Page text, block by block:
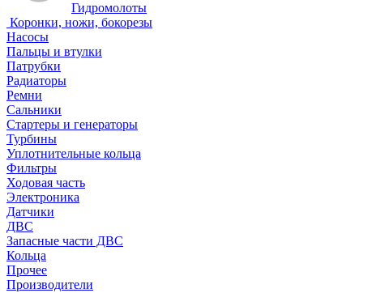
Гидромолоты
Коронки, ножи, бокорезы
Насосы
Пальцы и втулки
Патрубки
Радиаторы
Ремни
Сальники
Стартеры и генераторы
Турбины
Уплотнительные кольца
Фильтры
Ходовая часть
Электроника
Датчики
ДВС
Запасные части ДВС
Кольца
Прочее
Производители